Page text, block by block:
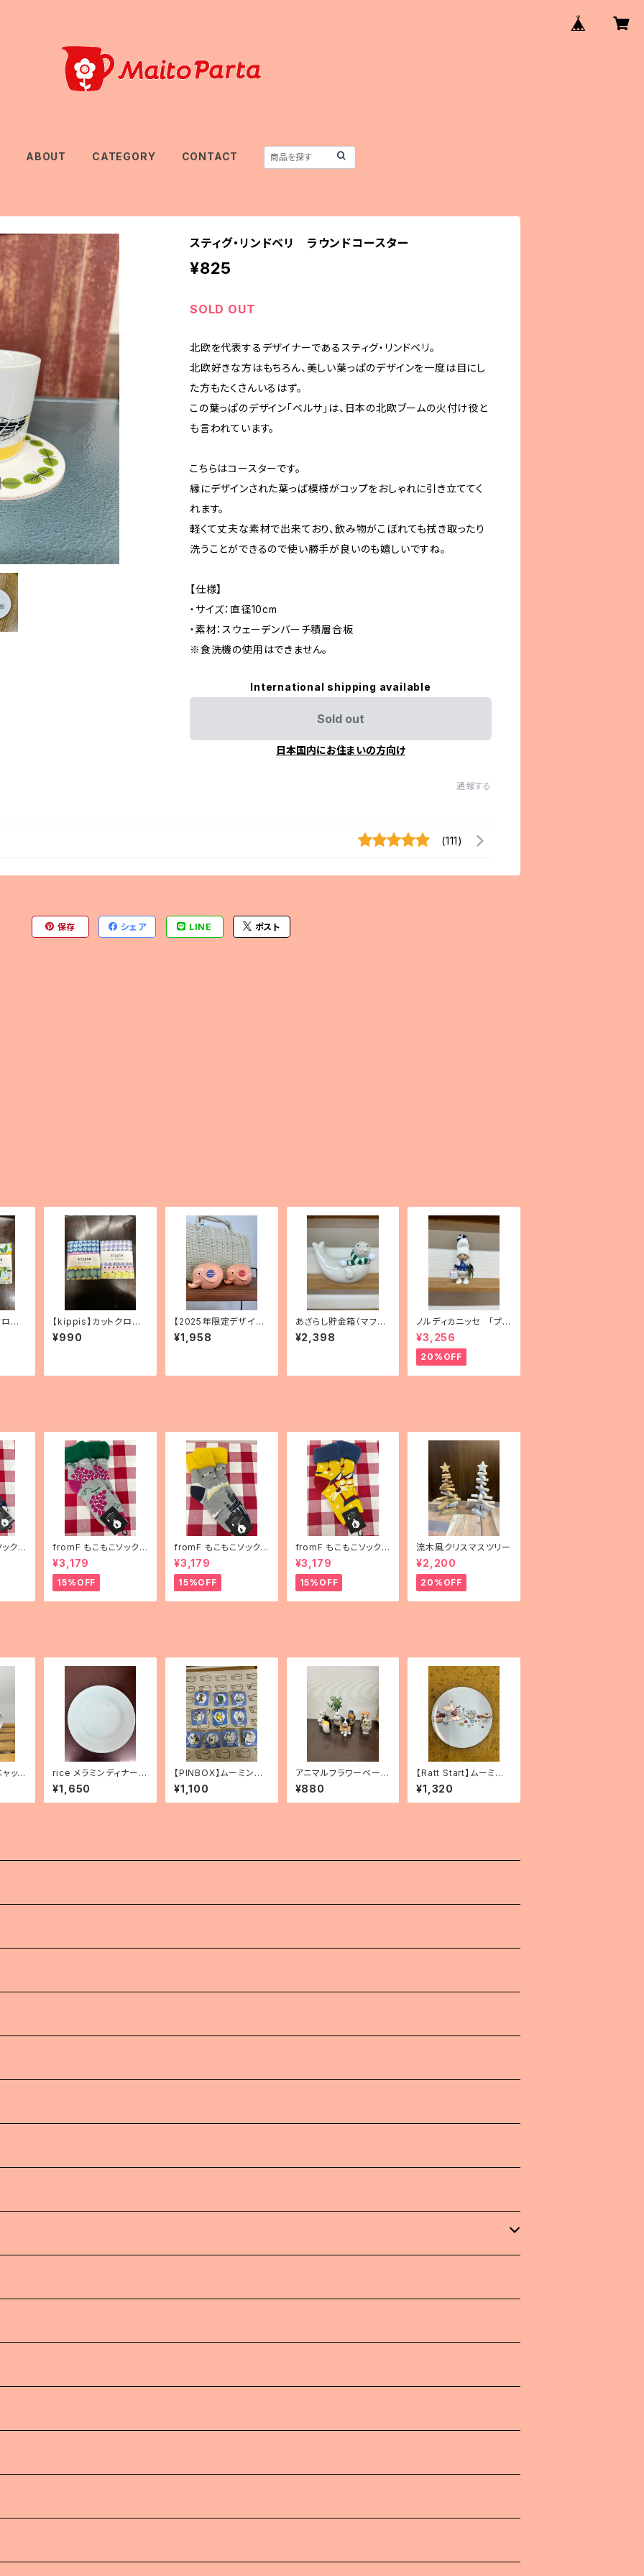
ABOUT CATEGORY CONTACT
スティグ・リンドベリ ラウンドコースター
¥825
SOLD OUT
北欧を代表するデザイナーであるスティグ・リンドベリ。
北欧好きな方はもちろん、美しい葉っぱのデザインを一度は目にし
た方もたくさんいるはず。
この葉っぱのデザイン「ベルサ」は、日本の北欧ブームの火付け役と
も言われています。
こちらはコースターです。
縁にデザインされた葉っぱ模様がコップをおしゃれに引き立ててく
れます。
軽くて丈夫な素材で出来ており、飲み物がこぼれても拭き取ったり
洗うことができるので使い勝手が良いのも嬉しいですね。
【仕様】
・サイズ：直径10cm
・素材：スウェーデンバーチ積層合板
※食洗機の使用はできません。
International shipping available
Sold out
日本国内にお住まいの方向け
通報する
(111)
保存 シェア LINE ポスト
【kippis】カットクロ
ス 「Vitamiini／ビタ
ミン」（3種）
¥990
【2025年限定デザイン】
エレファントバンク 2
種
¥1,958
あざらし貯金箱（マフラ
ー付き・フィンランド製）
¥2,398
ノルディカニッセ 「プレ
ゼントを持った胴長女
の子」
¥3,256
20%OFF
クス
fromF もこもこソックス
「hedelmä（果物）」
¥3,179
15%OFF
fromF もこもこソックス
「Helsinki（ヘルシン
キ）」
¥3,179
15%OFF
fromF もこもこソックス
「karuselli（メリーゴー
ランド）」
¥3,179
15%OFF
流木風クリスマスツリー
¥2,200
20%OFF
ッ
rice メラミンディナープ
レート（アークティックブ
ルー）
¥1,650
【PINBOX】ムーミン
ピンバッジコレクション
（10種）
¥1,100
アニマルフラワーベー
ス ※2026年3月2種
追加
¥880
【Ratt Start】ムーミン
プレート 「Picknick」
¥1,320